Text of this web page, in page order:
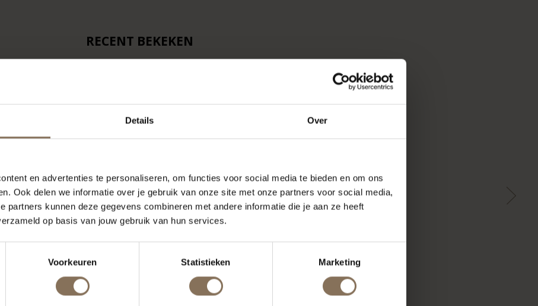
Details Over
en advertenties te personaliseren, om functies voor social media te bieden en om ons
Ook delen we informatie over je gebruik van onze site met onze partners voor social media,
partners kunnen deze gegevens combineren met andere informatie die je aan ze heeft
op basis van jouw gebruik van hun services.
Voorkeuren Statistieken Marketing
RECENT BEKEKEN